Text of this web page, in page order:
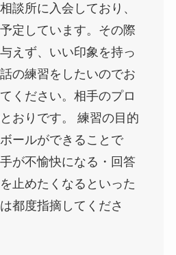
談所に入会しており、
定しています。その際
えず、いい印象を持っ
の練習をしたいのでお
ください。相手のプロ
おりです。 練習の目的
ールができることで
が不愉快になる・回答
止めたくなるといった
都度指摘してくださ